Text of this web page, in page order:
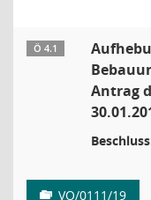
Ö 4.1
Antrag
VO/0111/19